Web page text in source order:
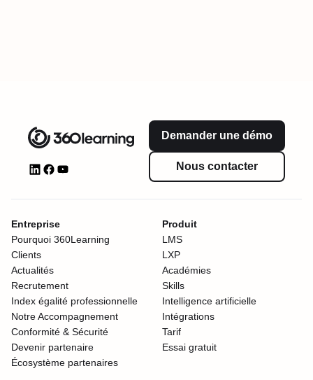
Demander une démo
Nous contacter
Entreprise
Pourquoi 360Learning
Clients
Actualités
Recrutement
Index égalité professionnelle
Notre Accompagnement
Conformité & Sécurité
Devenir partenaire
Écosystème partenaires
Produit
LMS
LXP
Académies
Skills
Intelligence artificielle
Intégrations
Tarif
Essai gratuit